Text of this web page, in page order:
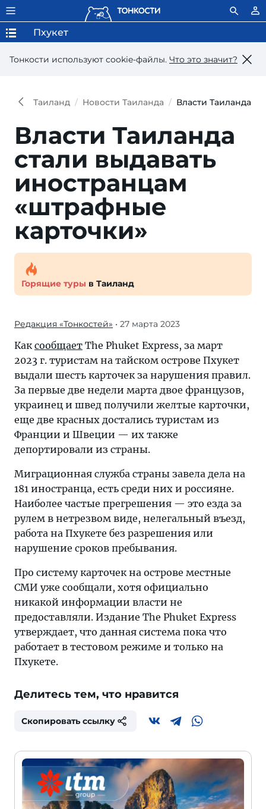
Тонкости используют сookie-файлы. Что это значит?
Пхукет
Таиланд Новости Таиланда Власти Таиланда
Власти Таиланда
стали выдавать
иностранцам
«штрафные
карточки»
Горящие туры в Таиланд
Редакция «Тонкостей» • 27 марта 2023
Каксообщает The Phuket Express, за март
2023 г. туристам на тайском острове Пхукет
выдали шесть карточек за нарушения правил.
За первые две недели марта двое французов,
украинец и швед получили желтые карточки,
еще две красных достались туристам из
Франции и Швеции — их также
депортировали из страны.
Миграционная служба страны завела дела на
181 иностранца, есть среди них и россияне.
Наиболее частые прегрешения — это езда за
рулем в нетрезвом виде, нелегальный въезд,
работа на Пхукете без разрешения или
нарушение сроков пребывания.
Про систему карточек на острове местные
СМИ уже сообщали, хотя официально
никакой информации власти не
предоставляли. Издание The Phuket Express
утверждает, что данная система пока что
работает в тестовом режиме и только на
Пхукете.
Делитесь тем, что нравится
Скопировать ссылку